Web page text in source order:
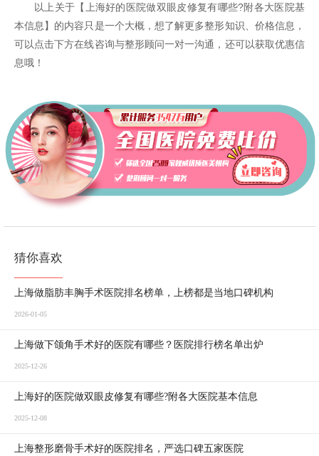
以上关于【上海好的医院做双眼皮修复有哪些?附各大医院基
本信息】的内容只是一个大概，想了解更多整形知识、价格信息，
可以点击下方在线咨询与整形顾问一对一沟通，还可以获取优惠信
息哦！
猜你喜欢
上海做脂肪丰胸手术医院排名榜单，上榜都是当地口碑机构
2026-01-05
上海做下颌角手术好的医院有哪些？医院排行榜名单出炉
2025-12-26
上海好的医院做双眼皮修复有哪些?附各大医院基本信息
2025-12-08
上海整形磨骨手术好的医院排名，严选口碑五家医院